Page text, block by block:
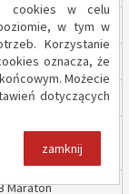
cookies w celu
w tym w
Korzystanie
oznacza, że
Możecie
dotyczących
zamknij
– etap II”
Zachęcamy
Maraton